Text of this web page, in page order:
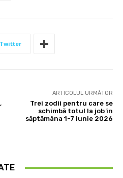
Twitter
ARTICOLUL URMĂTOR
Trei zodii pentru care se
schimbă totul la job în
săptămâna 1-7 iunie 2026